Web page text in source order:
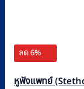
ลด 6%
หูฟังแพทย์